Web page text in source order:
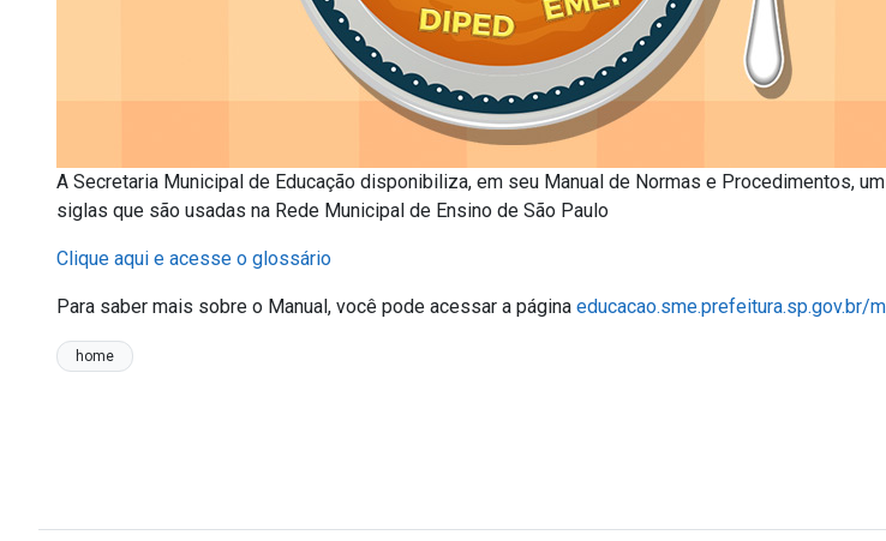
A Secretaria Municipal de Educação disponibiliza, em seu Manual de Normas e Procedimentos,
siglas que são usadas na Rede Municipal de Ensino de São Paulo
Clique aqui e acesse o glossário
Para saber mais sobre o Manual, você pode acessar a página educacao.sme.prefeitura.sp.gov.br/
home